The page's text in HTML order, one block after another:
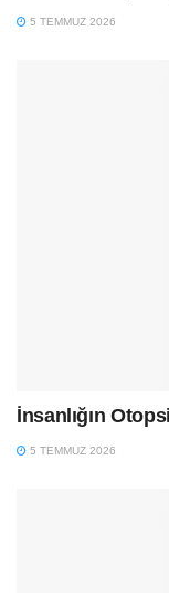
5 TEMMUZ 2026
İnsanlığın
5 TEMMUZ 2026